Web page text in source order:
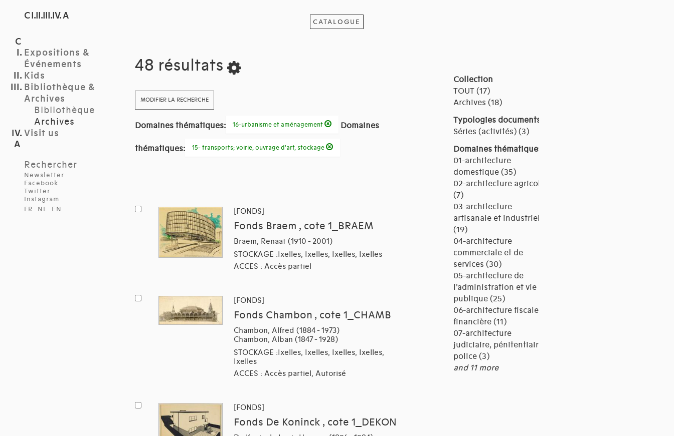
C I.II.III.IV. A
Expositions &
Événements
Kids
Bibliothèque &
Archives
Bibliothèque
Archives
Visit us
Rechercher
Newsletter
Facebook
Twitter
Instagram
FR
NL EN
CATALOGUE
48 résultats
MODIFIER LA RECHERCHE
Domaines thématiques: 16-urbanisme et aménagement Domaines
thématiques: 15- transports; voirie, ouvrage d'art, stockage
[FONDS]
Fonds Braem , cote 1_BRAEM
Braem, Renaat (1910 - 2001)
STOCKAGE :Ixelles, Ixelles, Ixelles, Ixelles
ACCES : Accès partiel
[FONDS]
Fonds Chambon , cote 1_CHAMB
Chambon, Alfred (1884 - 1973)
Chambon, Alban (1847 - 1928)
STOCKAGE :Ixelles, Ixelles, Ixelles, Ixelles,
Ixelles
ACCES : Accès partiel, Autorisé
[FONDS]
Fonds De Koninck , cote 1_DEKON
Collection
TOUT (17)
Archives (18)
Typologies documents
Séries (activités) (3)
Domaines thématiques
01-architecture
domestique (35)
02-architecture agricole
(7)
03-architecture
artisanale et industrielle
(19)
04-architecture
commerciale et de
services (30)
05-architecture de
l'administration et vie
publique (25)
06-architecture fiscale et
financière (11)
07-architecture
judiciaire, pénitentiaire,
police (3)
and 11 more